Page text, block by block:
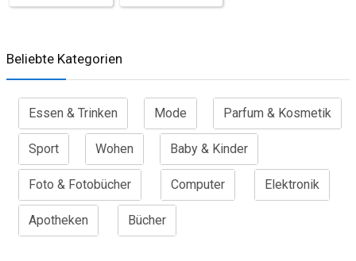
Beliebte Kategorien
Essen & Trinken Mode Parfum & Kosmetik
Sport Wohen Baby & Kinder
Foto & Fotobücher Computer Elektronik
Apotheken Bücher